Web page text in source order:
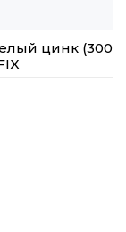
цинк (300